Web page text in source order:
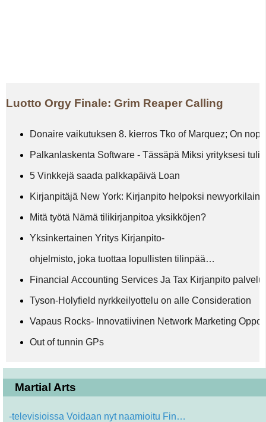
Luotto Orgy Finale: Grim Reaper Calling
Donaire vaikutuksen 8. kierros Tko of Marquez; On
Palkanlaskenta Software - Tässäpä Miksi yrityksesi
5 Vinkkejä saada palkkapäivä Loan
Kirjanpitäjä New York: Kirjanpito helpoksi
Mitä työtä Nämä tilikirjanpitoa yksikköjen?
Yksinkertainen Yritys Kirjanpito-
ohjelmisto, joka tuottaa lopullisten tilinpää…
Financial Accounting Services Ja Tax Kirjanpito
Tyson-Holyfield nyrkkeilyottelu on alle Consideration
Vapaus Rocks- Innovatiivinen Network Marketing
Out of tunnin GPs
Martial Arts
-televisioissa Voidaan nyt naamioitu Fin…